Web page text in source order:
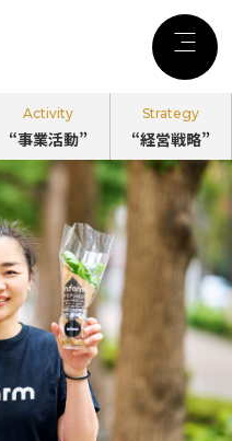
Activity
“事業活動”
Strategy
“経営戦略”